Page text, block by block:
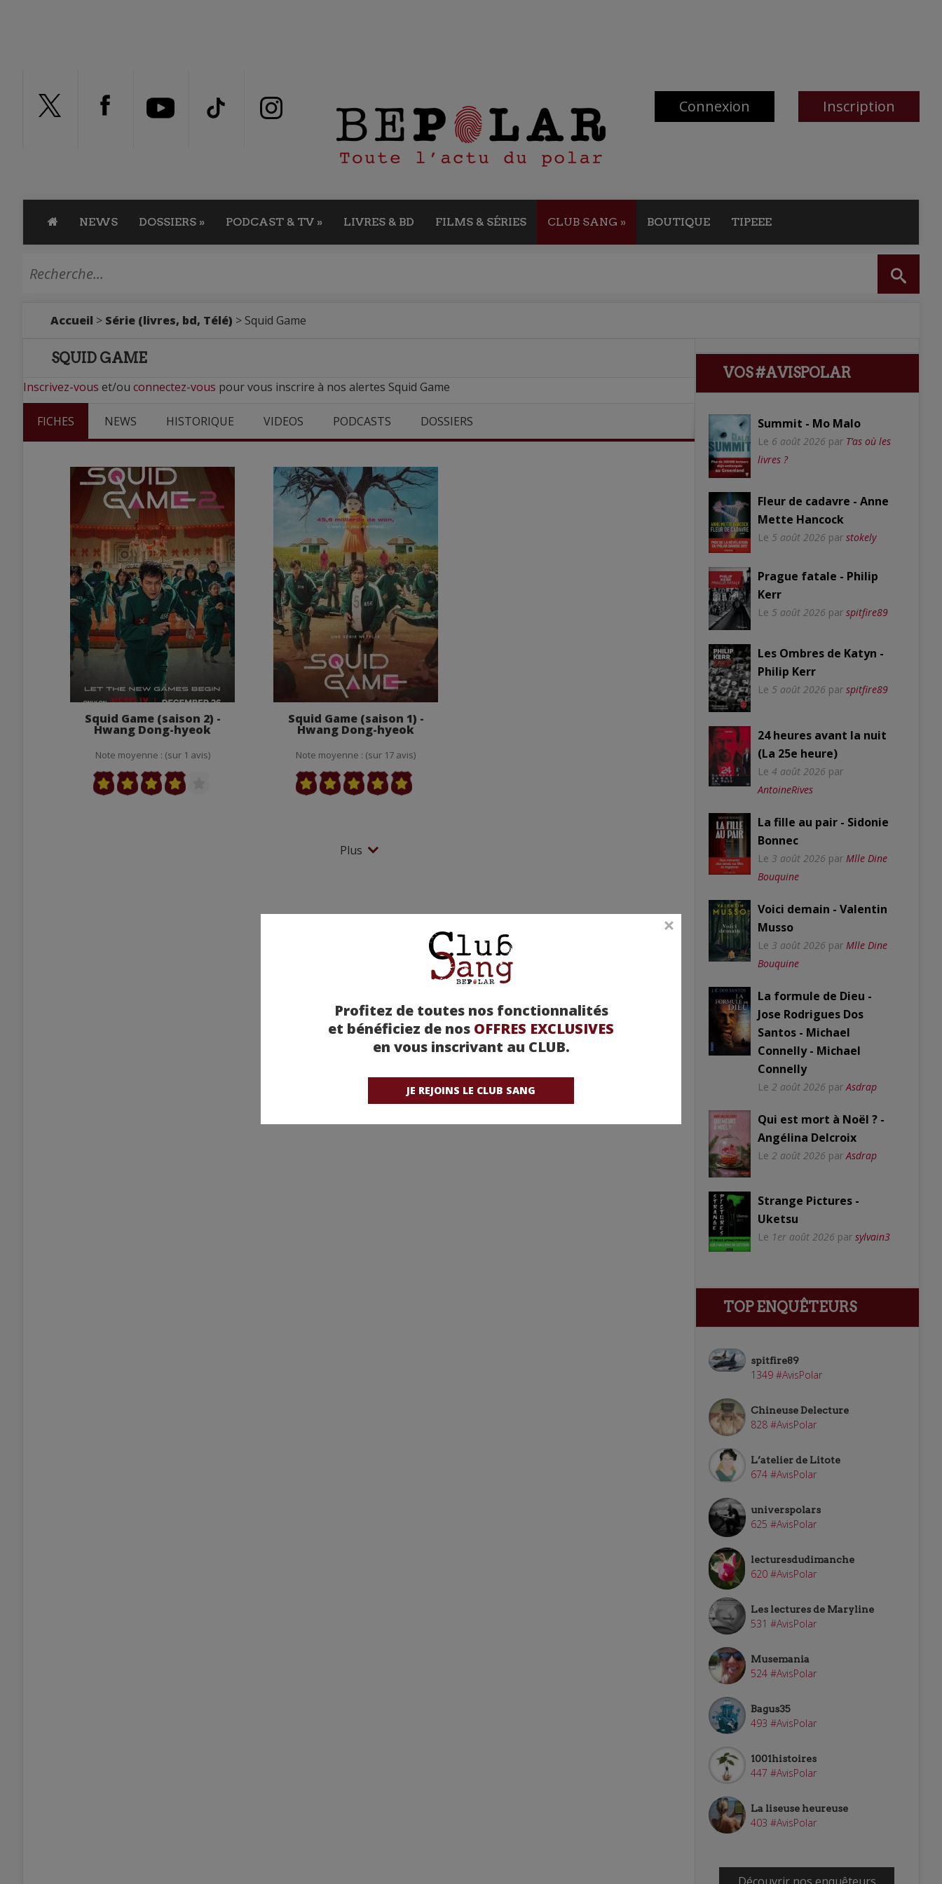
Connexion Inscription
NEWS DOSSIERS » PODCAST & TV » LIVRES & BD FILMS & SÉRIES CLUB SANG » BOUTIQUE TIPEEE
Profitez de toutes nos fonctionnalités
et bénéficiez de nos OFFRES EXCLUSIVES
en vous inscrivant au CLUB.
JE REJOINS LE CLUB SANG
Accueil > Série (livres, bd, Télé) > Squid Game
SQUID GAME
Inscrivez-vous et/ou connectez-vous pour vous inscrire à nos alertes Squid Game
FICHES NEWS HISTORIQUE VIDEOS PODCASTS DOSSIERS
Squid Game (saison 2) -
Hwang Dong-hyeok
Note moyenne : (sur 1 avis)
Squid Game (saison 1) -
Hwang Dong-hyeok
Note moyenne : (sur 17 avis)
Plus
VOS #AVISPOLAR
Summit - Mo Malo
Le 6 août 2026 par T’as où les
livres ?
Fleur de cadavre - Anne
Mette Hancock
Le 5 août 2026 par stokely
Prague fatale - Philip
Kerr
Le 5 août 2026 par spitfire89
Les Ombres de Katyn -
Philip Kerr
Le 5 août 2026 par spitfire89
24 heures avant la nuit
(La 25e heure)
Le 4 août 2026 par
AntoineRives
La fille au pair - Sidonie
Bonnec
Le 3 août 2026 par Mlle Dine
Bouquine
Voici demain - Valentin
Musso
Le 3 août 2026 par Mlle Dine
Bouquine
La formule de Dieu -
Jose Rodrigues Dos
Santos - Michael
Connelly - Michael
Connelly
Le 2 août 2026 par Asdrap
Qui est mort à Noël ? -
Angélina Delcroix
Le 2 août 2026 par Asdrap
Strange Pictures -
Uketsu
Le 1er août 2026 par sylvain3
TOP ENQUÊTEURS
spitfire89
1349 #AvisPolar
Chineuse Delecture
828 #AvisPolar
L’atelier de Litote
674 #AvisPolar
universpolars
625 #AvisPolar
lecturesdudimanche
620 #AvisPolar
Les lectures de Maryline
531 #AvisPolar
Musemania
524 #AvisPolar
Bagus35
493 #AvisPolar
1001histoires
447 #AvisPolar
La liseuse heureuse
403 #AvisPolar